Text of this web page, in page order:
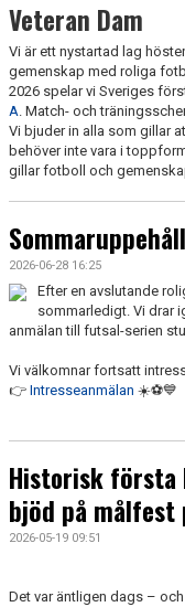
Veteran Dam
Vi är ett nystartad lag
gemenskap med roliga
2026 spelar vi Sveriges
A. Match- och
Vi bjuder in alla som gillar
behöver inte vara i
gillar fotboll och
Sommaruppehåll
2026-06-28 16:25
Efter en avslutande
sommarledigt. Vi drar
anmälan till futsal-serien
Vi välkomnar fortsatt
👉 Intresseanmälan ☀️⚽️💙
Historisk första
bjöd på målfest
2026-05-19 09:51
Det var äntligen dags –